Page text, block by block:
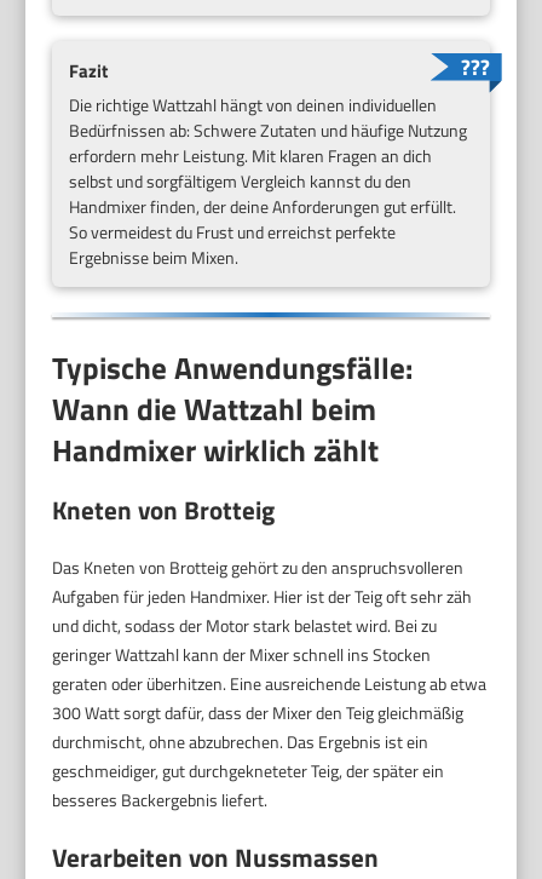
Fazit
Die richtige Wattzahl hängt von deinen individuellen
Bedürfnissen ab: Schwere Zutaten und häufige Nutzung
erfordern mehr Leistung. Mit klaren Fragen an dich
selbst und sorgfältigem Vergleich kannst du den
Handmixer finden, der deine Anforderungen gut erfüllt.
So vermeidest du Frust und erreichst perfekte
Ergebnisse beim Mixen.
Typische Anwendungsfälle:
Wann die Wattzahl beim
Handmixer wirklich zählt
Kneten von Brotteig
Das Kneten von Brotteig gehört zu den anspruchsvolleren
Aufgaben für jeden Handmixer. Hier ist der Teig oft sehr zäh
und dicht, sodass der Motor stark belastet wird. Bei zu
geringer Wattzahl kann der Mixer schnell ins Stocken
geraten oder überhitzen. Eine ausreichende Leistung ab etwa
300 Watt sorgt dafür, dass der Mixer den Teig gleichmäßig
durchmischt, ohne abzubrechen. Das Ergebnis ist ein
geschmeidiger, gut durchgekneteter Teig, der später ein
besseres Backergebnis liefert.
Verarbeiten von Nussmassen